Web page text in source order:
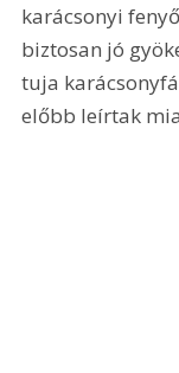
karácsonyi
biztosan jó
tuja
előbb leírtak